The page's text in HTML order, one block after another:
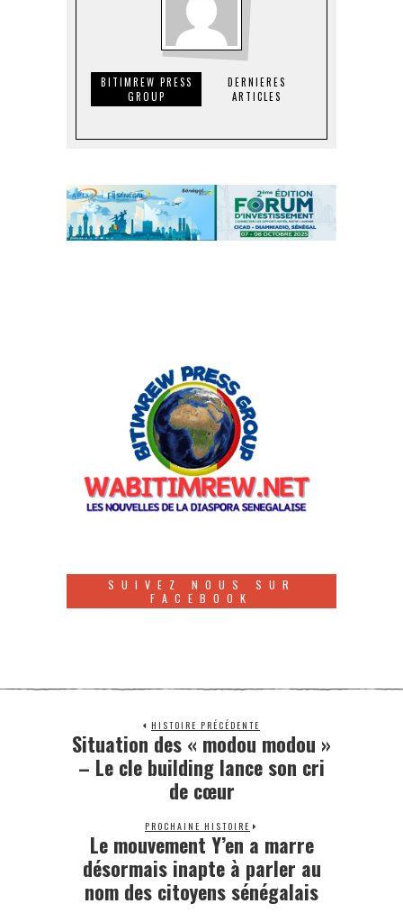
BITIMREW PRESS
GROUP
DERNIERES
ARTICLES
SUIVEZ NOUS SUR
FACEBOOK
HISTOIRE PRÉCÉDENTE
Situation des « modou modou »
– Le cle building lance son cri
de cœur
PROCHAINE HISTOIRE
Le mouvement Y’en a marre
désormais inapte à parler au
nom des citoyens sénégalais